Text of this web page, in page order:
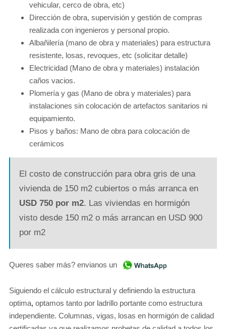
vehicular, cerco de obra, etc)
Dirección de obra, supervisión y gestión de compras
realizada con ingenieros y personal propio.
Albañilería (mano de obra y materiales) para estructura
resistente, losas, revoques, etc (solicitar detalle)
Electricidad (Mano de obra y materiales) instalación
caños vacios.
Plomería y gas (Mano de obra y materiales) para
instalaciones sin colocación de artefactos sanitarios ni
equipamiento.
Pisos y baños: Mano de obra para colocación de
cerámicos
El costo de construcción para obra gris de una
vivienda de 150 m2 cubiertos o más arranca en
USD 750 por m2. Las viviendas en hormigón
visto desde 150 m2 o más arrancan en USD 900
por m2
Queres saber más? envianos un
Siguiendo el cálculo estructural y definiendo la estructura
optima, optamos tanto por ladrillo portante como estructura
independiente. Columnas, vigas, losas en hormigón de calidad